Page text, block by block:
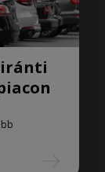
iránti